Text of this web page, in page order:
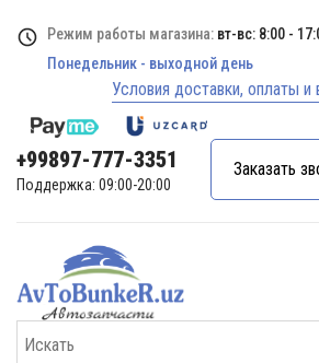
Режим работы магазина: вт-вс: 8:00 -
Понедельник - выходной день
Условия доставки, оплаты и
+99897-777-3351
Поддержка: 09:00-20:00
Заказать